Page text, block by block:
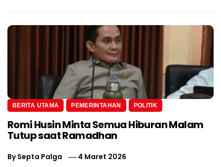
BERITA UTAMA PEMERINTAHAN POLITIK
Romi Husin Minta Semua Hiburan Malam
Tutup saat Ramadhan
BySepta Palga 4 Maret 2026